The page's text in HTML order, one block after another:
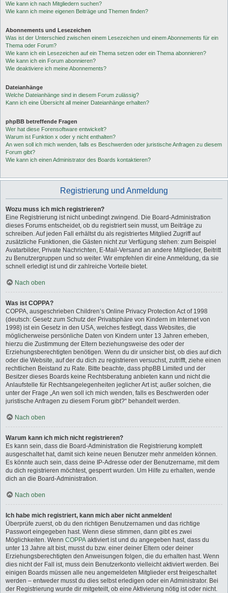
Wie kann ich nach Mitgliedern suchen?
Wie kann ich meine eigenen Beiträge und Themen finden?
Abonnements und Lesezeichen
Was ist der Unterschied zwischen einem Lesezeichen und einem Abonnements für ein
Thema oder Forum?
Wie kann ich ein Lesezeichen auf ein Thema setzen oder ein Thema abonnieren?
Wie kann ich ein Forum abonnieren?
Wie deaktiviere ich meine Abonnements?
Dateianhänge
Welche Dateianhänge sind in diesem Forum zulässig?
Kann ich eine Übersicht all meiner Dateianhänge erhalten?
phpBB betreffende Fragen
Wer hat diese Forensoftware entwickelt?
Warum ist Funktion x oder y nicht enthalten?
An wen soll ich mich wenden, falls es Beschwerden oder juristische Anfragen zu diesem
Forum gibt?
Wie kann ich einen Administrator des Boards kontaktieren?
Registrierung und Anmeldung
Wozu muss ich mich registrieren?
Eine Registrierung ist nicht unbedingt zwingend. Die Board-Administration
dieses Forums entscheidet, ob du registriert sein musst, um Beiträge zu
schreiben. Auf jeden Fall erhältst du als registriertes Mitglied Zugriff auf
zusätzliche Funktionen, die Gästen nicht zur Verfügung stehen: zum Beispiel
Avatarbilder, Private Nachrichten, E-Mail-Versand an andere Mitglieder, Beitritt
zu Benutzergruppen und so weiter. Wir empfehlen dir eine Anmeldung, da sie
schnell erledigt ist und dir zahlreiche Vorteile bietet.
Nach oben
Was ist COPPA?
COPPA, ausgeschrieben Children’s Online Privacy Protection Act of 1998
(deutsch: Gesetz zum Schutz der Privatsphäre von Kindern im Internet von
1998) ist ein Gesetz in den USA, welches festlegt, dass Websites, die
möglicherweise persönliche Daten von Kindern unter 13 Jahren erheben,
hierzu die Zustimmung der Eltern beziehungsweise des oder der
Erziehungsberechtigten benötigen. Wenn du dir unsicher bist, ob dies auf dich
oder die Website, auf der du dich zu registrieren versuchst, zutrifft, ziehe einen
rechtlichen Beistand zu Rate. Bitte beachte, dass phpBB Limited und der
Besitzer dieses Boards keine Rechtsberatung anbieten kann und nicht die
Anlaufstelle für Rechtsangelegenheiten jeglicher Art ist; außer solchen, die
unter der Frage „An wen soll ich mich wenden, falls es Beschwerden oder
juristische Anfragen zu diesem Forum gibt?“ behandelt werden.
Nach oben
Warum kann ich mich nicht registrieren?
Es kann sein, dass die Board-Administration die Registrierung komplett
ausgeschaltet hat, damit sich keine neuen Benutzer mehr anmelden können.
Es könnte auch sein, dass deine IP-Adresse oder der Benutzername, mit dem
du dich registrieren möchtest, gesperrt wurden. Um Hilfe zu erhalten, wende
dich an die Board-Administration.
Nach oben
Ich habe mich registriert, kann mich aber nicht anmelden!
Überprüfe zuerst, ob du den richtigen Benutzernamen und das richtige
Passwort eingegeben hast. Wenn diese stimmen, dann gibt es zwei
Möglichkeiten. Wenn COPPA aktiviert ist und du angegeben hast, dass du
unter 13 Jahre alt bist, musst du bzw. einer deiner Eltern oder deiner
Erziehungsberechtigten den Anweisungen folgen, die du erhalten hast. Wenn
dies nicht der Fall ist, muss dein Benutzerkonto vielleicht aktiviert werden. Bei
einigen Boards müssen alle neu angemeldeten Mitglieder erst freigeschaltet
werden – entweder musst du dies selbst erledigen oder ein Administrator. Bei
der Registrierung wurde dir mitgeteilt, ob eine Aktivierung nötig ist oder nicht.